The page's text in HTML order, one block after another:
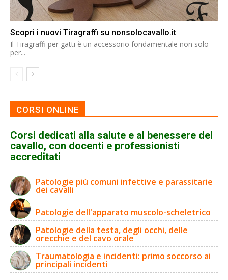
Scopri i nuovi Tiragraffi su nonsolocavallo.it
Il Tiragraffi per gatti è un accessorio fondamentale non solo
per...
CORSI ONLINE
Corsi dedicati alla salute e al benessere del
cavallo, con docenti e professionisti
accreditati
Patologie più comuni infettive e parassitarie
dei cavalli
Patologie dell'apparato muscolo-scheletrico
Patologie della testa, degli occhi, delle
orecchie e del cavo orale
Traumatologia e incidenti: primo soccorso ai
principali incidenti